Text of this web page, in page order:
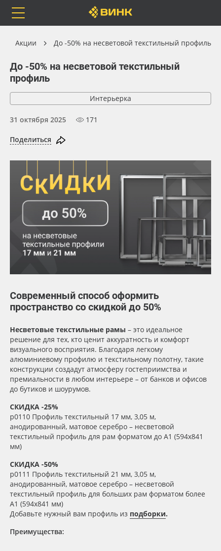
Orafol
Доставка
Оплата
Сервис
Инструкции
Контакты
Блог
Поставщикам
Избранное
8 800 550 7888
Москва
Рулонные материалы
Листовые материалы
Чернила
Клей, скотчи и крепёж
Мобильные конструкции и POS-материалы
Сублимация и термотрансфер
Светотехника
Инженерные пластики
Упаковочные материалы
Оборудование и инструмент
Новинки ассортимента
Orajet 3640
Плёнка монтажная Oratape
ПЭТ листовой
Акции До -50% на несветовой текстильный профиль
До -50% на несветовой текстильный
профиль
Интерьерка
31 октября 2025 171
Поделиться
Современный способ оформить
пространство со скидкой до 50%
Несветовые текстильные рамы – это идеальное
решение для тех, кто ценит аккуратность и комфорт
визуального восприятия. Благодаря легкому
алюминиевому профилю и текстильному полотну, такие
конструкции создадут атмосферу гостеприимства и
премиальности в любом интерьере – от банков и офисов
до бутиков и шоурумов.
СКИДКА -25%
р0110 Профиль текстильный 17 мм, 3,05 м,
анодированный, матовое серебро – несветовой
текстильный профиль для рам форматом до А1 (594х841
мм)
СКИДКА -50%
р0111 Профиль текстильный 21 мм, 3,05 м,
анодированный, матовое серебро – несветовой
текстильный профиль для больших рам форматом более
А1 (594х841 мм)
Добавьте нужный вам профиль из подборки.
Преимущества: